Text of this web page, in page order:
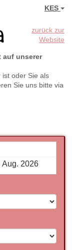
KES
zurück zur
Website
auf unserer
oder Sie als
Sie uns bitte via